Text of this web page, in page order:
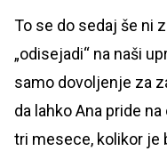
To se do sedaj še ni
„odisejadi“ na naši
samo dovoljenje za
da lahko Ana pride
tri mesece, kolikor je